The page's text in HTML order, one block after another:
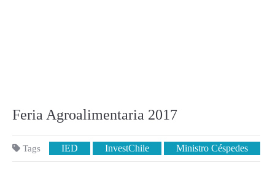
Feria Agroalimentaria 2017
Tags IED InvestChile Ministro Céspedes